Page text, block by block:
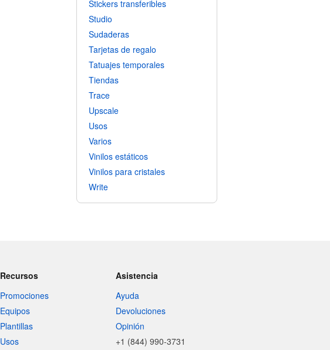
Stickers transferibles
Studio
Sudaderas
Tarjetas de regalo
Tatuajes temporales
Tiendas
Trace
Upscale
Usos
Varios
Vinilos estáticos
Vinilos para cristales
Write
Recursos
Promociones
Equipos
Plantillas
Usos
Asistencia
Ayuda
Devoluciones
Opinión
+1 (844) 990-3731